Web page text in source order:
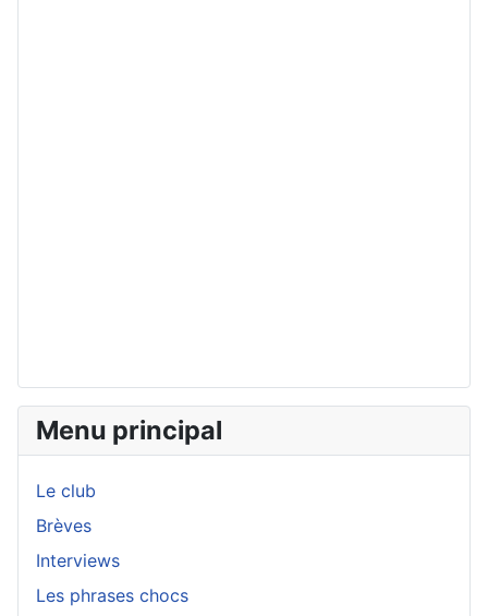
Menu principal
Le club
Brèves
Interviews
Les phrases chocs